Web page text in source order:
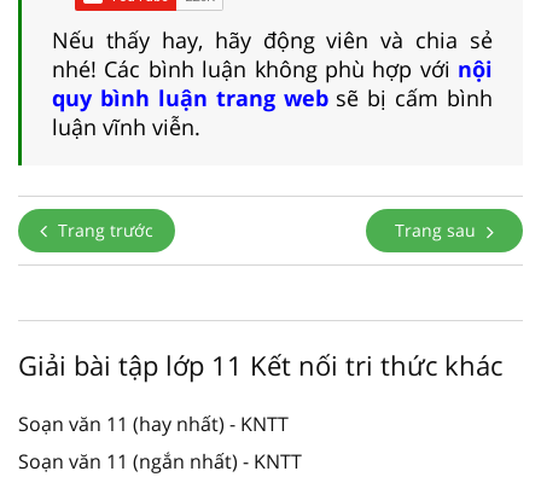
Nếu thấy hay, hãy động viên và chia sẻ
nhé! Các bình luận không phù hợp với nội
quy bình luận trang websẽ bị cấm bình
luận vĩnh viễn.
Trang trước Trang sau
Giải bài tập lớp 11 Kết nối tri thức khác
Soạn văn 11 (hay nhất) - KNTT
Soạn văn 11 (ngắn nhất) - KNTT